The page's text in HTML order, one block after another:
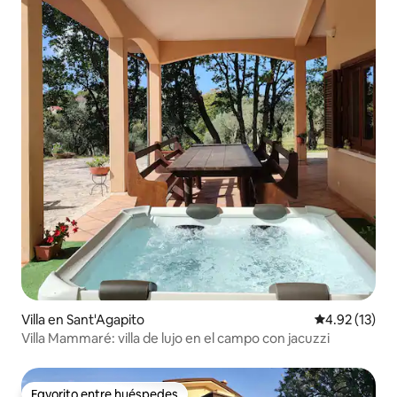
Villa en Sant'Agapito Calificación
4.92 (13)
Villa Mammaré: villa de lujo en el campo con jacuzzi